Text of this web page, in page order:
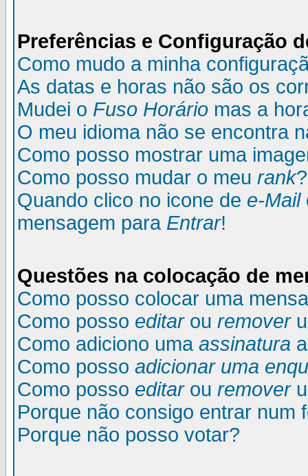
Preferências e Configuração
Como mudo a minha
As datas e horas não são os
Mudei o Fuso Horário mas a
O meu idioma não se encontra
Como posso mostrar uma
Como posso mudar o meu rank?
Quando clico no icone de e-Mail
mensagem para Entrar!
Questões na colocação de
Como posso colocar uma
Como posso editarou remover
Como adiciono uma assinatura
Como posso adicionar uma
Como posso editarou remover
Porque não consigo entrar num
Porque não posso votar?